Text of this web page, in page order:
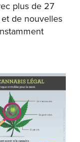
plus de 27
de nouvelles